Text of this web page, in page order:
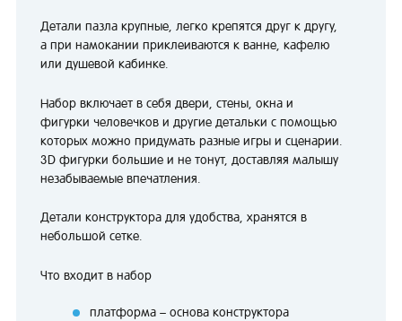
Детали пазла крупные, легко крепятся друг к другу,
а при намокании приклеиваются к ванне, кафелю
или душевой кабинке.
Набор включает в себя двери, стены, окна и
фигурки человечков и другие детальки с помощью
которых можно придумать разные игры и сценарии.
3D фигурки большие и не тонут, доставляя малышу
незабываемые впечатления.
Детали конструктора для удобства, хранятся в
небольшой сетке.
Что входит в набор
платформа – основа конструктора